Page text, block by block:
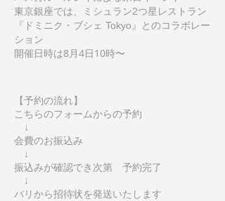
東京銀座では、ミシュラン2つ星レストラン
『ドミニク・ブシェ Tokyo』とのコラボレー
ション
開催日時は8月4日10時〜
【予約の流れ】
こちらのフォームからの予約
↓
会費のお振込み
↓
振込みが確認でき次第 予約完了
↓
パリから招待状を発送いたします